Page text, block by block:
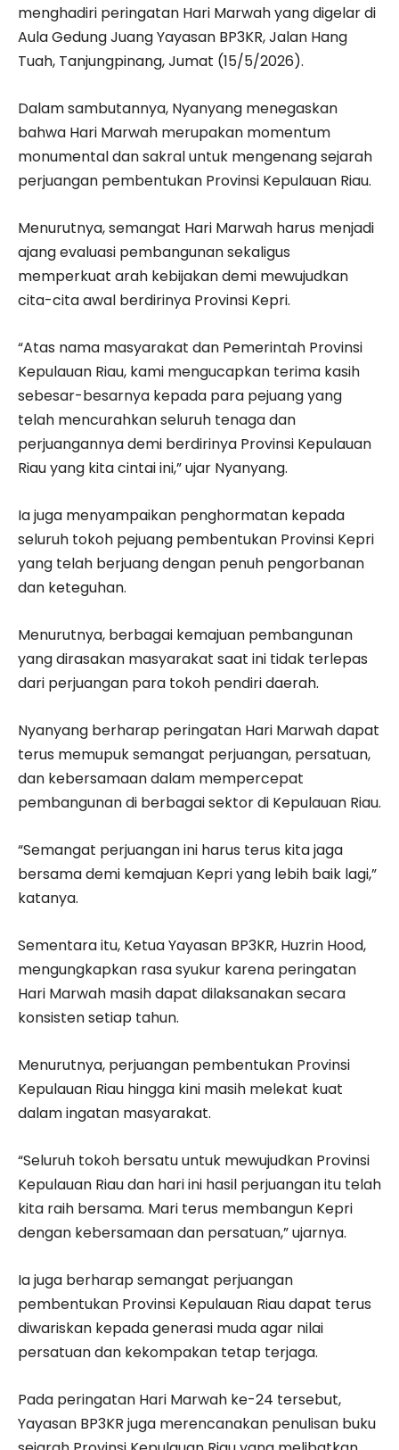
menghadiri peringatan Hari Marwah yang digelar di
Aula Gedung Juang Yayasan BP3KR, Jalan Hang
Tuah, Tanjungpinang, Jumat (15/5/2026).
Dalam sambutannya, Nyanyang menegaskan
bahwa Hari Marwah merupakan momentum
monumental dan sakral untuk mengenang sejarah
perjuangan pembentukan Provinsi Kepulauan Riau.
Menurutnya, semangat Hari Marwah harus menjadi
ajang evaluasi pembangunan sekaligus
memperkuat arah kebijakan demi mewujudkan
cita-cita awal berdirinya Provinsi Kepri.
“Atas nama masyarakat dan Pemerintah Provinsi
Kepulauan Riau, kami mengucapkan terima kasih
sebesar-besarnya kepada para pejuang yang
telah mencurahkan seluruh tenaga dan
perjuangannya demi berdirinya Provinsi Kepulauan
Riau yang kita cintai ini,” ujar Nyanyang.
Ia juga menyampaikan penghormatan kepada
seluruh tokoh pejuang pembentukan Provinsi Kepri
yang telah berjuang dengan penuh pengorbanan
dan keteguhan.
Menurutnya, berbagai kemajuan pembangunan
yang dirasakan masyarakat saat ini tidak terlepas
dari perjuangan para tokoh pendiri daerah.
Nyanyang berharap peringatan Hari Marwah dapat
terus memupuk semangat perjuangan, persatuan,
dan kebersamaan dalam mempercepat
pembangunan di berbagai sektor di Kepulauan Riau.
“Semangat perjuangan ini harus terus kita jaga
bersama demi kemajuan Kepri yang lebih baik lagi,”
katanya.
Sementara itu, Ketua Yayasan BP3KR, Huzrin Hood,
mengungkapkan rasa syukur karena peringatan
Hari Marwah masih dapat dilaksanakan secara
konsisten setiap tahun.
Menurutnya, perjuangan pembentukan Provinsi
Kepulauan Riau hingga kini masih melekat kuat
dalam ingatan masyarakat.
“Seluruh tokoh bersatu untuk mewujudkan Provinsi
Kepulauan Riau dan hari ini hasil perjuangan itu telah
kita raih bersama. Mari terus membangun Kepri
dengan kebersamaan dan persatuan,” ujarnya.
Ia juga berharap semangat perjuangan
pembentukan Provinsi Kepulauan Riau dapat terus
diwariskan kepada generasi muda agar nilai
persatuan dan kekompakan tetap terjaga.
Pada peringatan Hari Marwah ke-24 tersebut,
Yayasan BP3KR juga merencanakan penulisan buku